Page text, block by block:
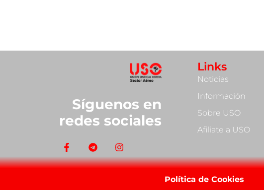
Síguenos en
redes sociales
Links
Noticias
Información
Sobre USO
Afiliate a USO
Política de Cookies